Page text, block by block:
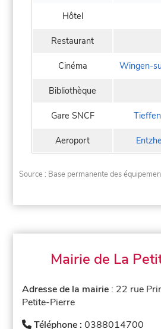
Hôtel
Restaurant
Cinéma Wingen-
Bibliothèque
Gare SNCF
Aeroport
Source : Base permanente des
Mairie de La
Adresse de la mairie : 22 rue
Petite-Pierre
Téléphone :0388014700